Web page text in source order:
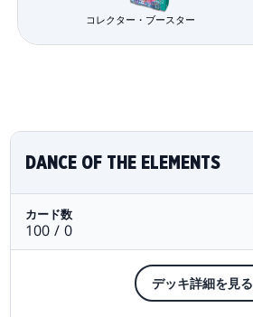
コレクター・ブースター
DANCE OF THE ELEMENTS
カード数
100 / 0
デッキ詳細を見る